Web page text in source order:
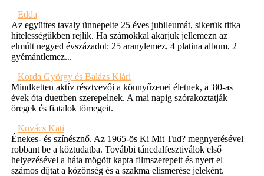
Edda
Az együttes tavaly ünnepelte 25 éves jubileumát, sikerük titka
hitelességükben rejlik. Ha számokkal akarjuk jellemezn az
elmúlt negyed évszázadot: 25 aranylemez, 4 platina album, 2
gyémántlemez...
Korda György és Balázs Klári
Mindketten aktív résztvevői a könnyűzenei életnek, a '80-as
évek óta duettben szerepelnek. A mai napig szórakoztatják
öregek és fiatalok tömegeit.
Kovács Kati
Énekes- és színésznő. Az 1965-ös Ki Mit Tud? megnyerésével
robbant be a köztudatba. További táncdalfesztiválok első
helyezésével a háta mögött kapta filmszerepeit és nyert el
számos díjtat a közönség és a szakma elismerése jeleként.